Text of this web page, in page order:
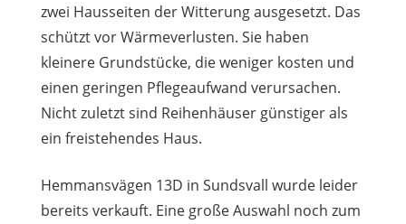
zwei Hausseiten der Witterung ausgesetzt. Das
schützt vor Wärmeverlusten. Sie haben
kleinere Grundstücke, die weniger kosten und
einen geringen Pflegeaufwand verursachen.
Nicht zuletzt sind Reihenhäuser günstiger als
ein freistehendes Haus.
Hemmansvägen 13D in Sundsvall wurde leider
bereits verkauft. Eine große Auswahl noch zum